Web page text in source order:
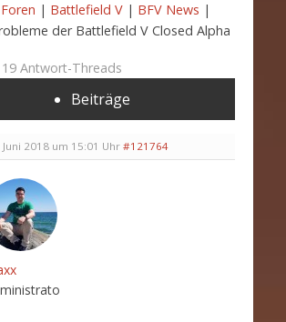
Foren | Battlefield V | BFV News |
der Battlefield V Closed Alpha
Antwort-Threads
Beiträge
Juni 2018 um 15:01 Uhr #121764